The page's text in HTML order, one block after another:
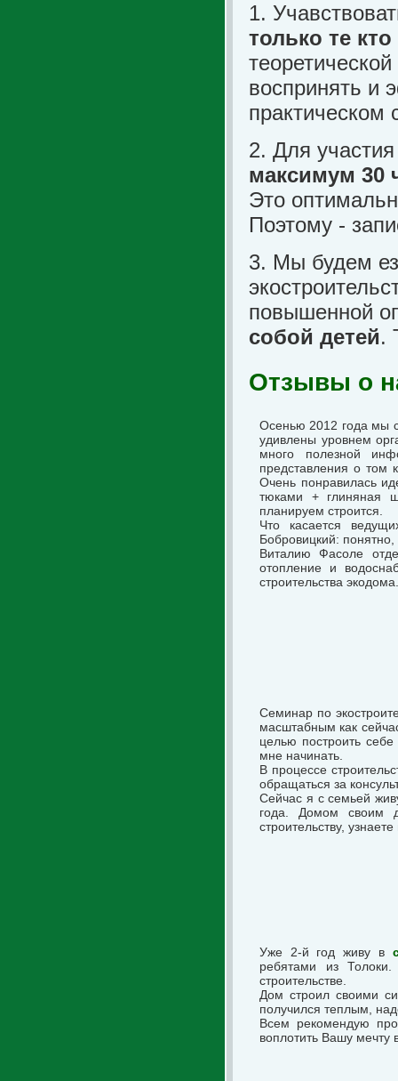
1.
только те
воспринять и
практическом
2. Для
максимум 30
Это
Поэтому -
3. Мы будем
повышенной
собой детей.
Отзывы о
Осенью 2012 года мы
удивлены уровнем
много полезной
представления о том
Очень понравилась
тюками + глиняная
планируем строится.
Что касается
Бобровицкий:
Виталию Фасоле
отопление и
строительства экодома.
Семинар по
масштабным как
целью построить
мне начинать.
В процессе
обращаться за
Сейчас я с семьей
года. Домом своим
строительству,
Уже 2-й год живу в
ребятами из
строительстве.
Дом строил своими
получился теплым,
Всем рекомендую
воплотить Вашу мечту